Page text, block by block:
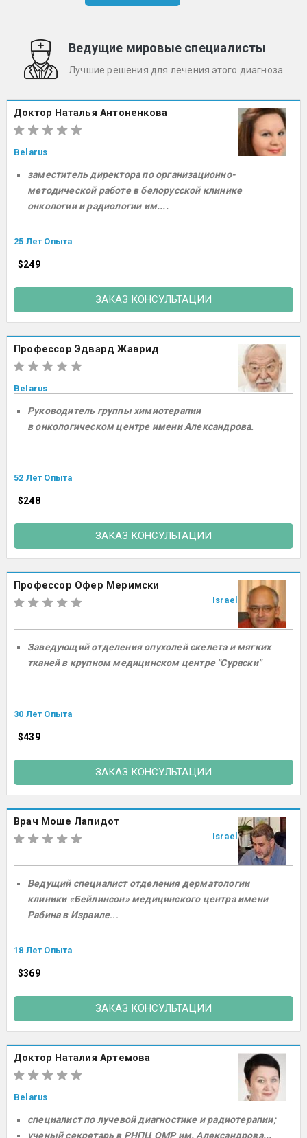
Ведущие мировые специалисты
Лучшие решения для лечения этого диагноза
Доктор Наталья Антоненкова
Belarus
заместитель директора по организационно-
методической работе в белорусской клинике
онкологии и радиологии им....
25 Лет Опыта
$249
ЗАКАЗ КОНСУЛЬТАЦИИ
Профессор Эдвард Жаврид
Belarus
Руководитель группы химиотерапии
в онкологическом центре имени Александрова.
52 Лет Опыта
$248
ЗАКАЗ КОНСУЛЬТАЦИИ
Профессор Офер Меримски
Israel
Заведующий отделения опухолей скелета и мягких
тканей в крупном медицинском центре "Сураски"
30 Лет Опыта
$439
ЗАКАЗ КОНСУЛЬТАЦИИ
Врач Моше Лапидот
Israel
Ведущий специалист отделения дерматологии
клиники «Бейлинсон» медицинского центра имени
Рабина в Израиле...
18 Лет Опыта
$369
ЗАКАЗ КОНСУЛЬТАЦИИ
Доктор Наталия Артемова
Belarus
специалист по лучевой диагностике и радиотерапии;
ученый секретарь в РНПЦ ОМР им. Александрова...